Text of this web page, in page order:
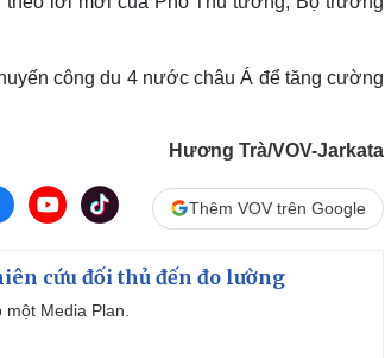
công du 4 nước châu Á để tăng cường
Hương Trà/VOV-Jarkata
Thêm VOV trên Google
cứu đối thủ đến đo lường
Media Plan.